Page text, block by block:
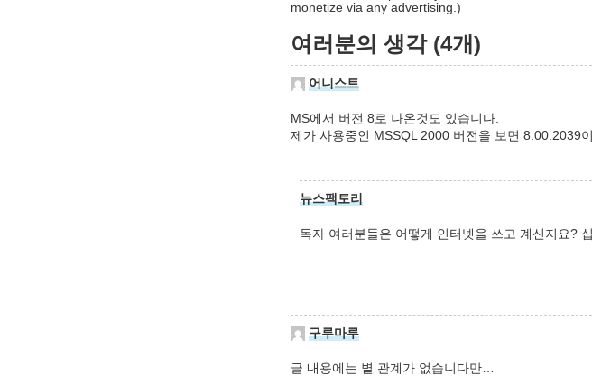
monetize via any advertising.)
여러분의 생각 (4개)
어니스트
MS에서 버전 8로 나온것도 있습니다.
제가 사용중인 MSSQL 2000 버전을 보면 8.00.2039
뉴스팩토리
독자 여러분들은 어떻게 인터넷을 쓰고 계신지요?
구루마루
글 내용에는 별 관계가 없습니다만…